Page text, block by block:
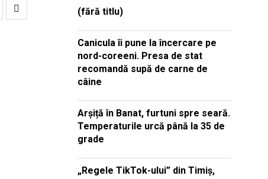
(fără titlu)
Canicula îi pune la încercare pe
nord-coreeni. Presa de stat
recomandă supă de carne de
câine
Arșiță în Banat, furtuni spre seară.
Temperaturile urcă până la 35 de
grade
„Regele TikTok-ului” din Timiș,